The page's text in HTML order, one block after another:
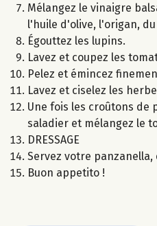
Mélangez le vinaigre
l'huile d'olive, l'origan,
Égouttez les lupins.
Lavez et coupez les
Pelez et émincez
Lavez et ciselez les
Une fois les croûtons de
saladier et mélangez le
DRESSAGE
Servez votre panzanella,
Buon appetito !